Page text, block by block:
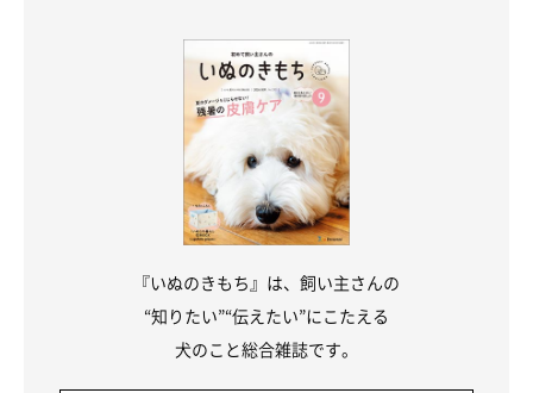
犬のクセはあえてやっていることも多いので、愛犬自身や周りに
悪影響がなければ無理にやめさせる必要はありません。ただし、
なかには病気のサインをクセと勘違いしてしまうことも。愛犬の
行動をよく観察して、単なるクセなのかどうか見極めてあげまし
お話を伺った先生／増田宏司先生（獣医師 獣医学博士 東京農業
大学農学部動物科学科（動物行動学研究室）教授）
参考／「いぬのきもち」2022年9月号『読者の愛犬のナゾしぐさ
『いぬのきもち』は、飼い主さんの
“知りたい”“伝えたい”にこたえる
犬のこと総合雑誌です。